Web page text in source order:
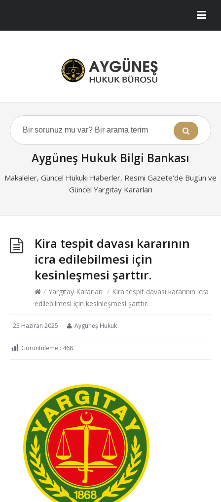
Aygüneş Hukuk Bilgi Bankası
Makaleler, Güncel Hukuki Haberler, Resmi Gazete'de Bugün ve
Güncel Yargıtay Kararları
Kira tespit davası kararının
icra edilebilmesi için
kesinleşmesi şarttır.
/ Yargıtay Kararları / Kira tespit davası kararının icra
edilebilmesi için kesinleşmesi şarttır.
25 Haziran 2025 Aygüneş Hukuk
Görüntüleme : 468